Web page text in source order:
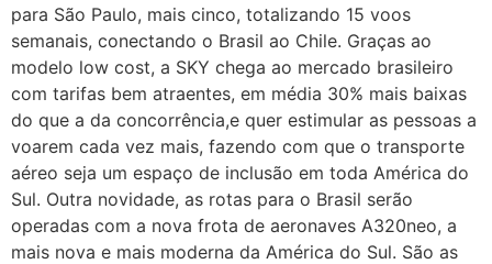
para São Paulo, mais cinco, totalizando 15 voos
semanais, conectando o Brasil ao Chile. Graças ao
modelo low cost, a SKY chega ao mercado brasileiro
com tarifas bem atraentes, em média 30% mais baixas
do que a da concorrência,e quer estimular as pessoas a
voarem cada vez mais, fazendo com que o transporte
aéreo seja um espaço de inclusão em toda América do
Sul. Outra novidade, as rotas para o Brasil serão
operadas com a nova frota de aeronaves A320neo, a
mais nova e mais moderna da América do Sul. São as